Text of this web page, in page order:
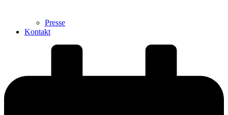
Presse
Kontakt